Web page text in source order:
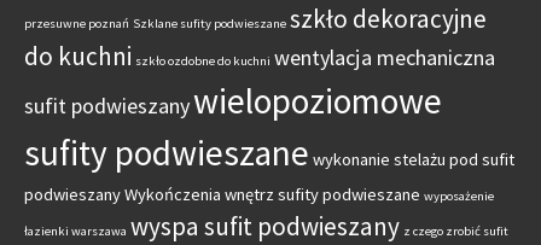
przesuwne poznań Szklane sufity podwieszane szkło dekoracyjne
do kuchni szkło ozdobne do kuchni wentylacja mechaniczna
sufit podwieszanywielopoziomowe
sufity podwieszane wykonanie stelażu pod sufit
podwieszanyWykończenia wnętrz sufity podwieszane wyposażenie
łazienki warszawa wyspa sufit podwieszany z czego zrobić sufit